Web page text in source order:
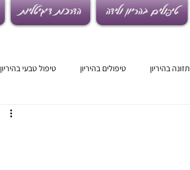
תזונה בהיריון טיפולים בהיריון טיפול טבעי בהיריון
טיפולים בהריון ולידה הדרכות דיגיטליות